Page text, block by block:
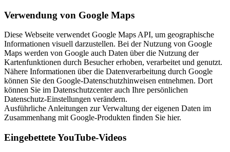
Verwendung von Google Maps
Diese Webseite verwendet Google Maps API, um geographische
Informationen visuell darzustellen. Bei der Nutzung von Google
Maps werden von Google auch Daten über die Nutzung der
Kartenfunktionen durch Besucher erhoben, verarbeitet und genutzt.
Nähere Informationen über die Datenverarbeitung durch Google
können Sie den Google-Datenschutzhinweisen entnehmen. Dort
können Sie im Datenschutzcenter auch Ihre persönlichen
Datenschutz-Einstellungen verändern.
Ausführliche Anleitungen zur Verwaltung der eigenen Daten im
Zusammenhang mit Google-Produkten finden Sie hier.
Eingebettete YouTube-Videos